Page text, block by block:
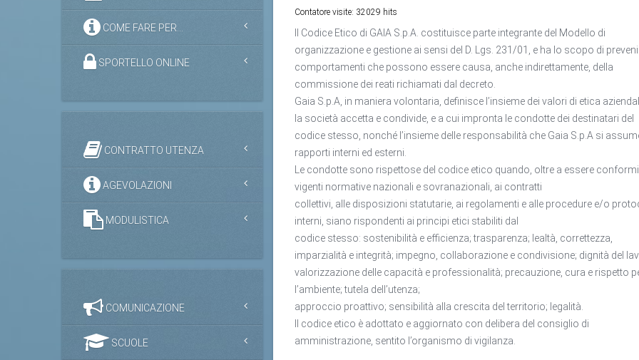
Contatore visite: 32029 hits
Il Codice Etico di GAIA S.p.A. costituisce parte integrante del Modello di
organizzazione e gestione ai sensi del D. Lgs. 231/01, e ha lo scopo di
comportamenti che possono essere causa, anche indirettamente, della
commissione dei reati richiamati dal decreto.
Gaia S.p.A, in maniera volontaria, definisce l’insieme dei valori di etica
la società accetta e condivide, e a cui impronta le condotte dei destinatari del
codice stesso, nonché l’insieme delle responsabilità che Gaia S.p.A si
rapporti interni ed esterni.
Le condotte sono rispettose del codice etico quando, oltre a essere
vigenti normative nazionali e sovranazionali, ai contratti
collettivi, alle disposizioni statutarie, ai regolamenti e alle procedure e/o
interni, siano rispondenti ai principi etici stabiliti dal
codice stesso: sostenibilità e efficienza; trasparenza; lealtà, correttezza,
imparzialità e integrità; impegno, collaborazione e condivisione; dignità del
valorizzazione delle capacità e professionalità; precauzione, cura e rispetto
l’ambiente; tutela dell’utenza;
approccio proattivo; sensibilità alla crescita del territorio; legalità.
Il codice etico è adottato e aggiornato con delibera del consiglio di
amministrazione, sentito l’organismo di vigilanza.
COME FARE PER...
SPORTELLO ONLINE
CONTRATTO UTENZA
AGEVOLAZIONI
MODULISTICA
COMUNICAZIONE
SCUOLE